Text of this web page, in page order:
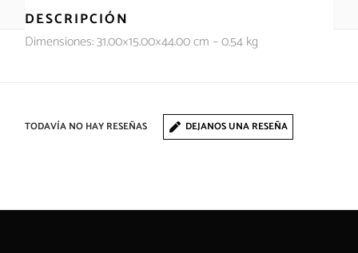
DESCRIPCIÓN
Dimensiones: 31.00×15.00×44.00 cm – 0.54 kg
TODAVÍA NO HAY RESEÑAS DEJANOS UNA RESEÑA